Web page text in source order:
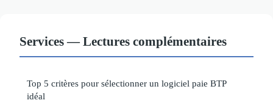
Services — Lectures complémentaires
Top 5 critères pour sélectionner un logiciel paie BTP
idéal